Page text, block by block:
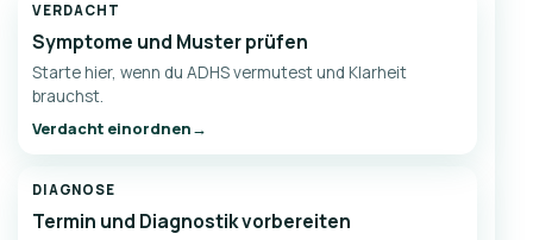
VERDACHT
Symptome und Muster prüfen
Starte hier, wenn du ADHS vermutest und Klarheit
brauchst.
Verdacht einordnen
DIAGNOSE
Termin und Diagnostik vorbereiten